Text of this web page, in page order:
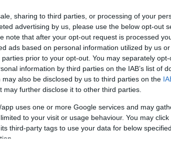
sharing to third parties, or processing of your
advertising by us, please use the below opt-out
note that after your opt-out request is processed
ads based on personal information utilized by us
prior to your opt-out. You may separately
information by third parties on the IAB’s list of
also be disclosed by us to third parties on the
may further disclose it to other third parties.
uses one or more Google services and may
to your visit or usage behaviour. You may
third-party tags to use your data for below
ben a rendszerváltáskori privatizációhoz
mérhető nemzeti vagyont adott ki az állam
kezéből az Orbán-kormány – írja az Átlátszó.
kapták meg…
polgármester a gyulai